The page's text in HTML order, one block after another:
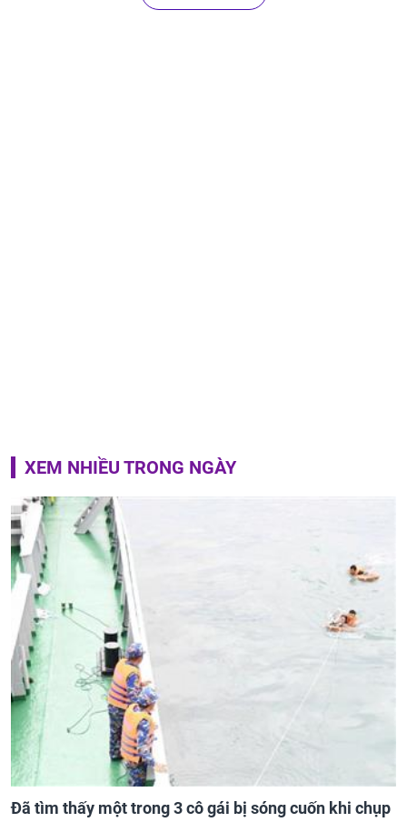
XEM NHIỀU TRONG NGÀY
Đã tìm thấy một trong 3 cô gái bị sóng cuốn khi chụp